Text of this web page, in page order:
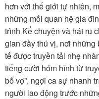
Thiếu nhi
Kết nối VOV6
TÌM KIẾM
Vận hành bởi QI Corp
hơn với thế giới tự nhiên,
những mối quan hệ gia
trình Kể chuyện và hát ru
gian đầy thú vị, nơi
tế được truyền tải nhẹ
tiếng cười hóm hỉnh từ
bố vợ”, ngợi ca sự nhanh
người lao động trước